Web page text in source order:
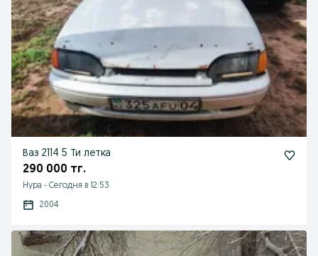
Ваз 2114 5 Ти летка
290 000 тг.
Нура - Сегодня в 12:53
2004